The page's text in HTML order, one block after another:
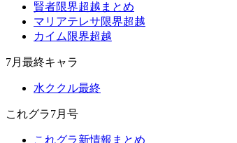
賢者限界超越まとめ
マリアテレサ限界超越
カイム限界超越
7月最終キャラ
水ククル最終
これグラ7月号
これグラ新情報まとめ